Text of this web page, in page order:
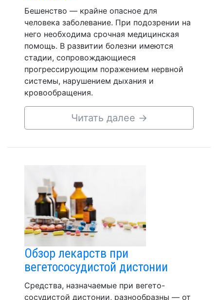
Бешенство — крайне опасное для
человека заболевание. При подозрении на
него необходима срочная медицинская
помощь. В развитии болезни имеются
стадии, сопровождающиеся
прогрессирующим поражением нервной
системы, нарушением дыхания и
кровообращения.
Читать далее →
Обзор лекарств при
вегетососудистой дистонии
Средства, назначаемые при вегето-
сосудистой дистонии, разнообразны — от